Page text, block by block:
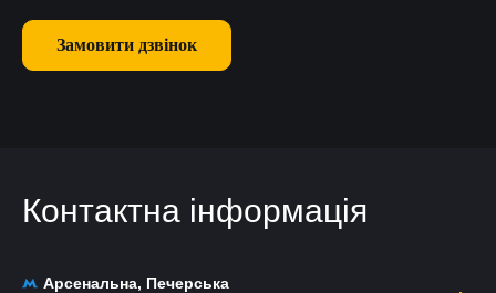
Замовити дзвінок
Контактна інформація
Арсенальна, Печерська